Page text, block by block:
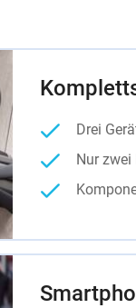
Drei
Nur zwei